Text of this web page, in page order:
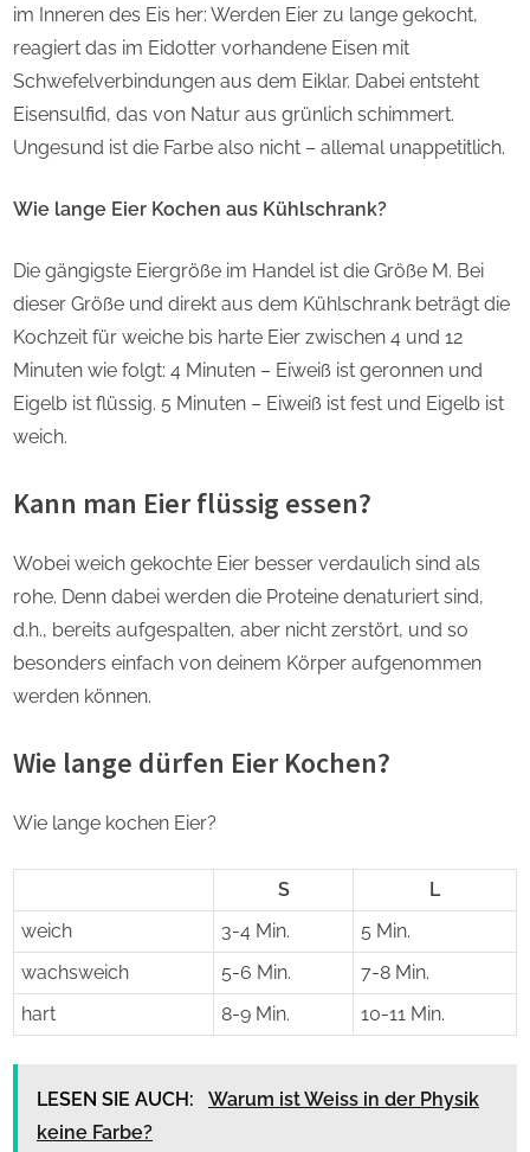
im Inneren des Eis her: Werden Eier zu lange gekocht,
reagiert das im Eidotter vorhandene Eisen mit
Schwefelverbindungen aus dem Eiklar. Dabei entsteht
Eisensulfid, das von Natur aus grünlich schimmert.
Ungesund ist die Farbe also nicht – allemal unappetitlich.
Wie lange Eier Kochen aus Kühlschrank?
Die gängigste Eiergröße im Handel ist die Größe M. Bei
dieser Größe und direkt aus dem Kühlschrank beträgt die
Kochzeit für weiche bis harte Eier zwischen 4 und 12
Minuten wie folgt: 4 Minuten – Eiweiß ist geronnen und
Eigelb ist flüssig. 5 Minuten – Eiweiß ist fest und Eigelb ist
weich.
Kann man Eier flüssig essen?
Wobei weich gekochte Eier besser verdaulich sind als
rohe. Denn dabei werden die Proteine denaturiert sind,
d.h., bereits aufgespalten, aber nicht zerstört, und so
besonders einfach von deinem Körper aufgenommen
werden können.
Wie lange dürfen Eier Kochen?
Wie lange kochen Eier?
S
L
weich
3-4 Min.
5 Min.
wachsweich
5-6 Min.
7-8 Min.
hart
8-9 Min. 10-11 Min.
LESEN SIE AUCH:
Warum ist Weiss in der Physik
keine Farbe?